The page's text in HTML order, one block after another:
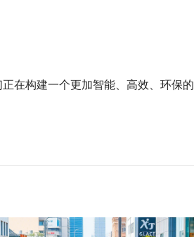
在构建一个更加智能、高效、环保的